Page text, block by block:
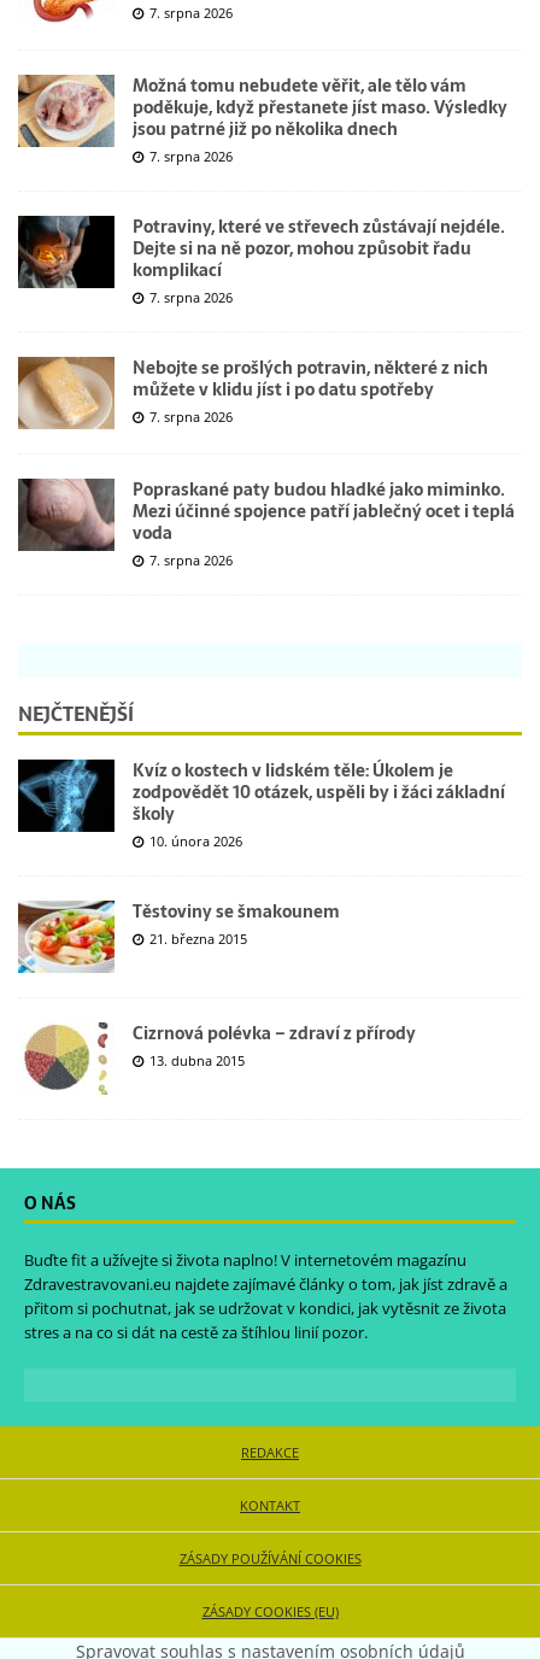
7. srpna 2026
Možná tomu nebudete věřit, ale tělo vám
poděkuje, když přestanete jíst maso. Výsledky
jsou patrné již po několika dnech
7. srpna 2026
Potraviny, které ve střevech zůstávají nejdéle.
Dejte si na ně pozor, mohou způsobit řadu
komplikací
7. srpna 2026
Nebojte se prošlých potravin, některé z nich
můžete v klidu jíst i po datu spotřeby
7. srpna 2026
Popraskané paty budou hladké jako miminko.
Mezi účinné spojence patří jablečný ocet i teplá
voda
7. srpna 2026
NEJČTENĚJŠÍ
Kvíz o kostech v lidském těle: Úkolem je
zodpovědět 10 otázek, uspěli by i žáci základní
školy
10. února 2026
Těstoviny se šmakounem
21. března 2015
Cizrnová polévka – zdraví z přírody
13. dubna 2015
O NÁS
Buďte fit a užívejte si života naplno! V internetovém magazínu
Zdravestravovani.eu najdete zajímavé články o tom, jak jíst zdravě a
přitom si pochutnat, jak se udržovat v kondici, jak vytěsnit ze života
stres a na co si dát na cestě za štíhlou linií pozor.
REDAKCE
KONTAKT
ZÁSADY POUŽÍVÁNÍ COOKIES
ZÁSADY COOKIES (EU)
Spravovat souhlas s nastavením osobních údajů